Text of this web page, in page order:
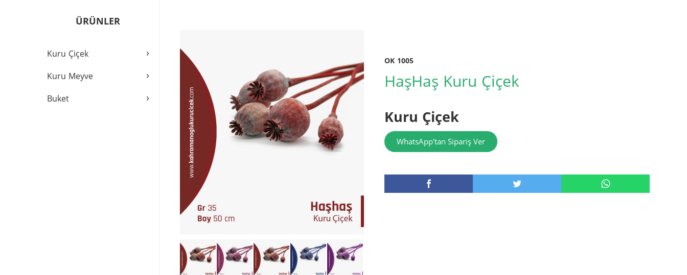
ÜRÜNLER
›
Kuru Çiçek
›
Kuru Meyve
›
Buket
OK 1005
HaşHaş Kuru Çiçek
Kuru Çiçek
WhatsApp'tan Sipariş Ver